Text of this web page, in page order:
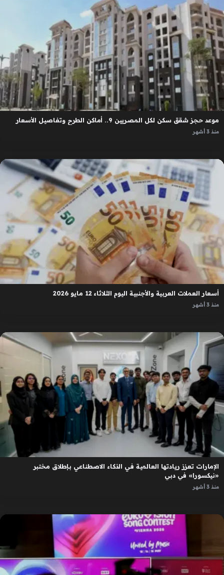
موعد حجز شقق سكن لكل المصريين 9.. أماكن الطرح وتفاصيل الأسعار
منذ 3 أشهر
أسعار العملات العربية والأجنبية اليوم الثلاثاء 12 مايو 2026
منذ 3 أشهر
الإمارات تعزز ريادتها العالمية في الذكاء الاصطناعي بإطلاق مختبر
«نيكسورا» في دبي
منذ 3 أشهر